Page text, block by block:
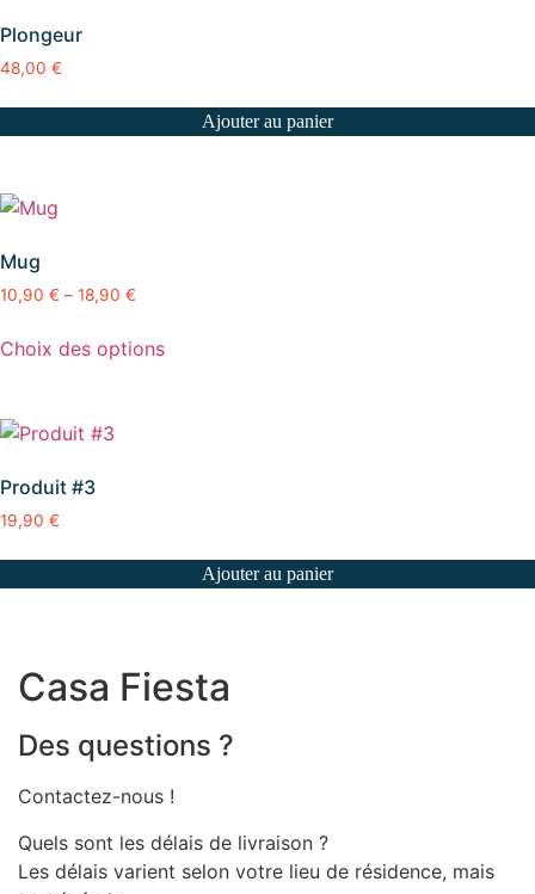
être
choisies
Plongeur
48,00 €
Ajouter au panier
Mug
10,90 € – 18,90 €
Choix des optionsproduit
être
choisies
page
du
produit
Produit #3
19,90 €
Ajouter au panier
Casa Fiesta
Des questions ?
Contactez-nous !
Quels sont les délais de livraison ?
Les délais varient selon votre lieu de résidence, mais